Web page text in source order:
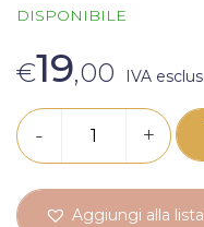
DISPONIBILE
€19,00 IVA
quantità
+
-
Aggiungi alla